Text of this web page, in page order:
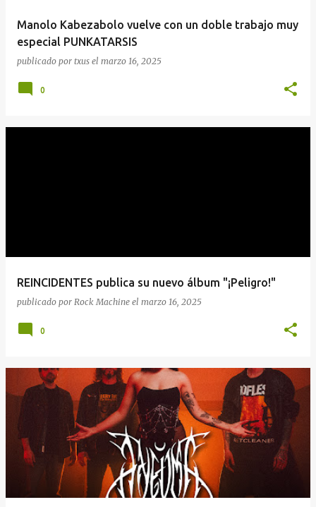
Manolo Kabezabolo vuelve con un doble trabajo muy
especial PUNKATARSIS
publicado por txus el marzo 16, 2025
0
REINCIDENTES publica su nuevo álbum "¡Peligro!"
publicado por Rock Machine el marzo 16, 2025
0